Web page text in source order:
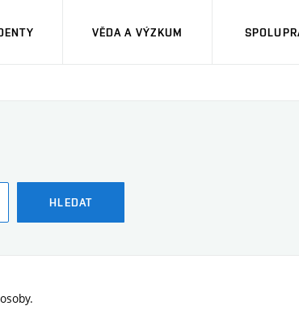
VĚDA A VÝZKUM
HLEDAT